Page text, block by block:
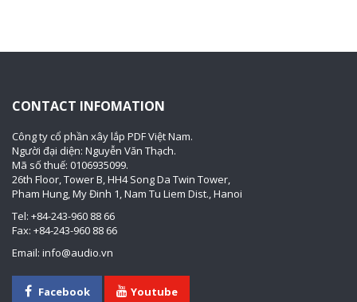
CONTACT INFOMATION
Công ty cổ phần xây lắp PDF Việt Nam.
Người đại diện: Nguyễn Văn Thạch.
Mã số thuế: 0106935099.
26th Floor, Tower B, HH4 Song Da Twin Tower,
Pham Hung, My Đinh 1, Nam Tu Liem Dist., Hanoi
Tel: +84-243-960 88 66
Fax: +84-243-960 88 66
Email: info@audio.vn
Facebook Youtube